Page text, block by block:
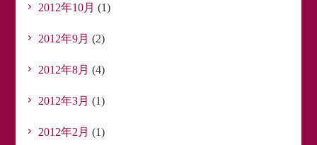
2012年10月 (1)
2012年9月 (2)
2012年8月 (4)
2012年3月 (1)
2012年2月 (1)